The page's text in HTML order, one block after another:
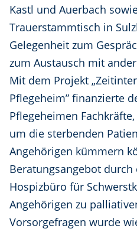
Kastl und Auerbach
Trauerstammtisch in
Gelegenheit zum
zum Austausch mit
Mit dem Projekt
Pflegeheim” finanzierte
Pflegeheimen
um die sterbenden
Angehörigen kümmern
Beratungsangebot
Hospizbüro für
Angehörigen zu
Vorsorgefragen wurde